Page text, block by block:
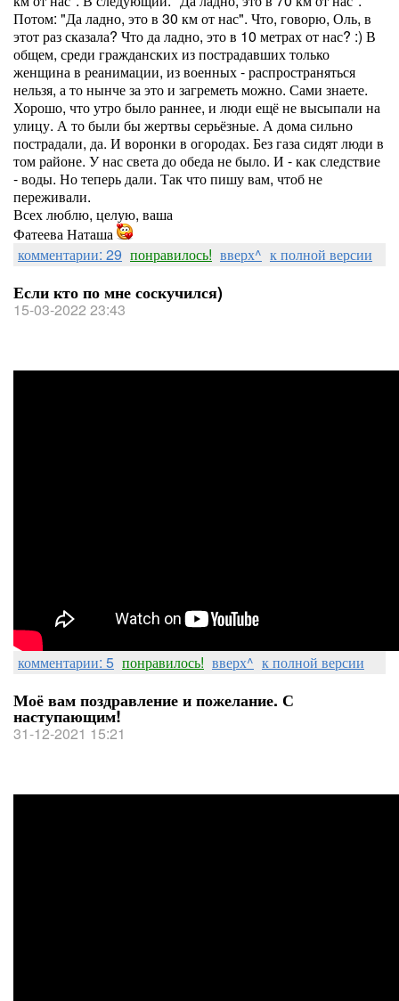
Потом: "Да ладно, это в 30 км от нас". Что, говорю, Оль, в
этот раз сказала? Что да ладно, это в 10 метрах от нас? :) В
общем, среди гражданских из пострадавших только
женщина в реанимации, из военных - распространяться
нельзя, а то нынче за это и загреметь можно. Сами знаете.
Хорошо, что утро было раннее, и люди ещё не высыпали на
улицу. А то были бы жертвы серьёзные. А дома сильно
пострадали, да. И воронки в огородах. Без газа сидят люди в
том районе. У нас света до обеда не было. И - как следствие
- воды. Но теперь дали. Так что пишу вам, чтоб не
переживали.
Всех люблю, целую, ваша
Фатеева Наташа
комментарии: 29 понравилось! вверх^ к полной версии
Если кто по мне соскучился)
15-03-2022 23:43
комментарии: 5 понравилось! вверх^ к полной версии
Моё вам поздравление и пожелание. С
наступающим!
31-12-2021 15:21